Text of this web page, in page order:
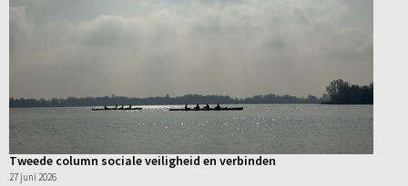
Tweede column sociale veiligheid en verbinden
27 juni 2026